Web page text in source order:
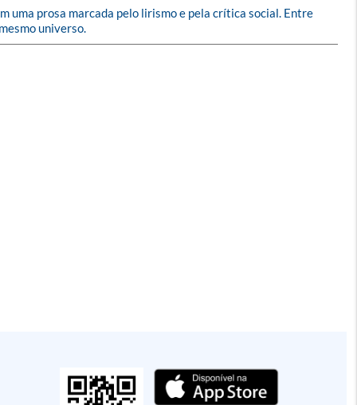
uma prosa marcada pelo lirismo e pela crítica social. Entre
universo.